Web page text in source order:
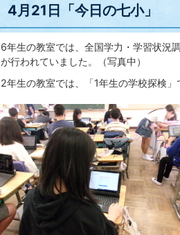
4月21日「今日の七小」
6年生の教室では、全国学力・学習状況
が行われていました。（写真中）
2年生の教室では、「1年生の学校探検